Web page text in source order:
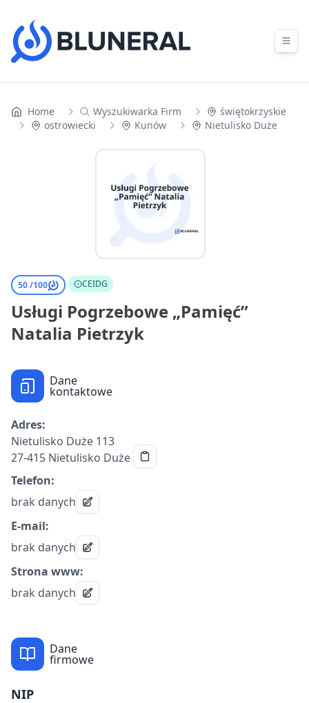
Home Wyszukiwarka Firm
świętokrzyskie
ostrowiecki
Kunów Nietulisko Duże
50 /100 CEIDG
Usługi Pogrzebowe „Pamięć”
Natalia Pietrzyk
Dane
kontaktowe
Adres:
Nietulisko Duże 113
27-415 Nietulisko Duże
Telefon:
brak danych
E-mail:
brak danych
Strona www:
brak danych
Dane
firmowe
NIP